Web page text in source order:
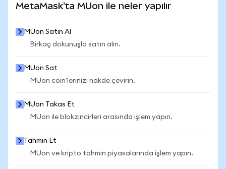
MetaMask'ta MUon ile neler yapılır
MUon Satın Al
Birkaç dokunuşla satın alın.
MUon Sat
MUon coin'lerinizi nakde çevirin.
MUon Takas Et
MUon ile blokzincirleri arasında işlem yapın.
Tahmin Et
MUon ve kripto tahmin piyasalarında işlem yapın.